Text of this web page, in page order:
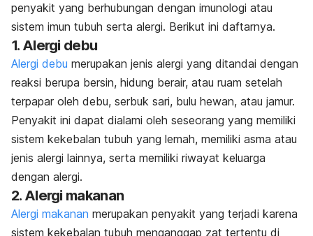
penyakit yang berhubungan dengan imunologi atau
sistem imun tubuh serta alergi. Berikut ini daftarnya.
1. Alergi debu
Alergi debu merupakan jenis alergi yang ditandai dengan
reaksi berupa bersin, hidung berair, atau ruam setelah
terpapar oleh debu, serbuk sari, bulu hewan, atau jamur.
Penyakit ini dapat dialami oleh seseorang yang memiliki
sistem kekebalan tubuh yang lemah, memiliki asma atau
jenis alergi lainnya, serta memiliki riwayat keluarga
dengan alergi.
2. Alergi makanan
Alergi makanan merupakan penyakit yang terjadi karena
sistem kekebalan tubuh menganggap zat tertentu di